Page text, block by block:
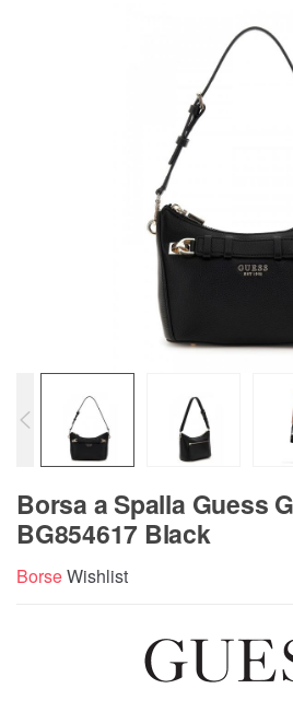
Borsa a Spalla Guess
BG854617 Black
BorseWishlist